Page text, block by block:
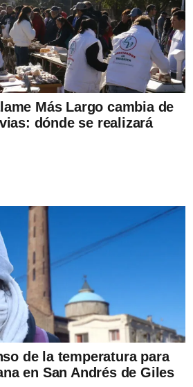
Más Largo cambia de
dónde se realizará
de la temperatura para
en San Andrés de Giles